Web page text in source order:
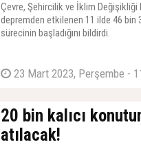
Çevre, Şehircilik ve İklim Değişikliği
depremden etkilenen 11 ilde 46 bin
sürecinin başladığını bildirdi.
23 Mart 2023, Perşembe -
20 bin kalıcı
atılacak!